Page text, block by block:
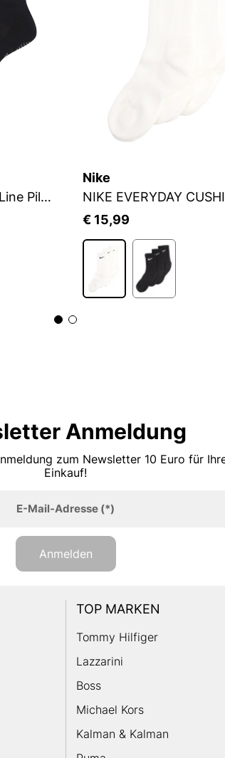
Sneakersocken Studio-Line Pilates und Yoga
Nike
NIKE EVERYDAY
€ 15,99
Anmeldung
zum Newsletter 10 Euro für
Einkauf!
E-Mail-Adresse(*)
Anmelden
TOP MARKEN
Tommy Hilfiger
Lazzarini
Boss
Michael Kors
Kalman & Kalman